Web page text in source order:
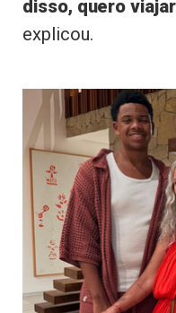
disso, quero
explicou.